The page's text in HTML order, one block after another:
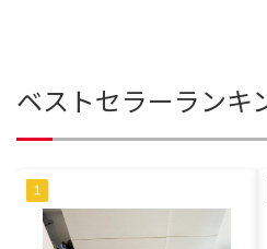
ベストセラーランキ